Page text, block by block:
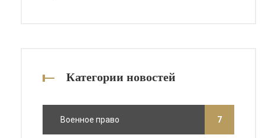
Категории новостей
Военное право 7